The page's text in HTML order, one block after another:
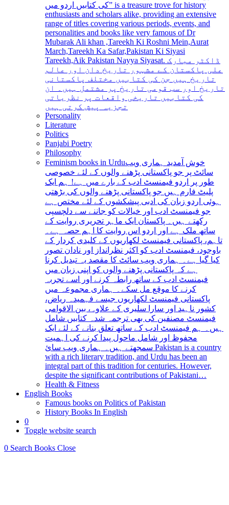
کی کتابیں اردو میں” is a treasure trove for history
enthusiasts and scholars alike, providing an extensive
range of titles covering various periods, events, and
personalities and books like very famous of Dr
Mubarak Ali khan ,Tareekh Ki Roshni Mein,Aurat
March,Tareekh Ka Safar,Pakistan Ki Siyasi
Tareekh,Aik Pakistan Nayya Siyasat. ڈاکٹر مبارک
علی پاکستان کے مشہور تاریخ دان اور عالم
تاریخ ہیں جن کی کتابیں مختلف پاکستانی
تاریخ اور سب قومی تاریخ پر مشتمل ہیں۔ ان
کی کتابیں تاریخی واقعات پر نظریاتی
تجزیہ پیش کرتی ہیں
Personality
Literature
Politics
Panjabi Poetry
Philosophy
Feminism books in Urduخوش آمدید ہماری ویب
سائٹ پر جو پاکستانی پڑھنے والوں کے لئے خصوصی
طور پر اردو فیمنسٹ ادب کے بارے میں ہے! ہم ایک
پلیٹ فارم ہیں جو پاکستانی پڑھنے والوں کی بڑھتی
ہوئی اردو زبان کی ادبی پیشکشوں کے لئے مختص ہے
جو فیمنسٹ ادب اور خیالات کو جاننے سے دلچسپی
رکھتے ہیں۔ پاکستان ایک ماہر تحریری روایت کے
ساتھ ملک ہے اور اردو اس روایت کا اہم حصہ ہے۔
تاہم، پاکستانی فیمنسٹ لکھاریوں کے کلیدی کردار کے
باوجود، فیمنسٹ ادب کو اکثر نظرانداز اور نادان تصور
کیا گیا ہے۔ ہماری ویب سائٹ کا مقصد یہ تبدیل کرنا
ہے کہ پاکستانی پڑھنے والوں کو اپنی زبان میں
فیمنسٹ ادب کے ساتھ رابطہ کرنے اور اسے تجربہ
کرنے کا موقع مل سکے۔ ہماری مجموعہ میں
پاکستانی فیمنسٹ لکھاریوں جیسے فہمیدہ ریاض،
کشور ناہید اور سارا سلیری کے علاوہ، بین الاقوامی
فیمنسٹ مصنفین کی بھی ترجمہ شدہ کتابیں شامل
ہیں۔ ہم فیمنسٹ ادب کے ساتھ تعلق بنانے کے لئے ایک
محفوظ اور شامل ماحول پیدا کرنے کی اہمیت
سمجھتے ہیں۔ ہماری ویب سائ Pakistan is a country
with a rich literary tradition, and Urdu has been an
integral part of this tradition for centuries. However,
despite the significant contributions of Pakistani…
Health & Fitness
English Books
Famous books on Politics of Pakistan
History Books In English
0
Toggle website search
0 Search Books Close